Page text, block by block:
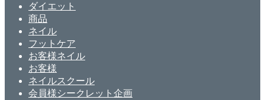
ダイエット
商品
ネイル
フットケア
お客様ネイル
お客様
ネイルスクール
会員様シークレット企画